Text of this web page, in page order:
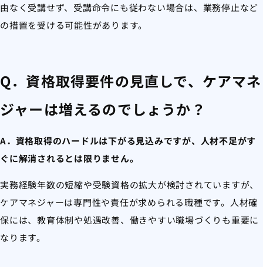
由なく受講せず、受講命令にも従わない場合は、業務停止など
の措置を受ける可能性があります。
Q．資格取得要件の見直しで、ケアマネ
ジャーは増えるのでしょうか？
A．資格取得のハードルは下がる見込みですが、人材不足がす
ぐに解消されるとは限りません。
実務経験年数の短縮や受験資格の拡大が検討されていますが、
ケアマネジャーは専門性や責任が求められる職種です。人材確
保には、教育体制や処遇改善、働きやすい職場づくりも重要に
なります。